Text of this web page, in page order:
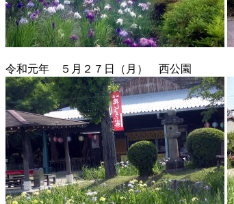
令和元年 ５月２７日（月） 西公園